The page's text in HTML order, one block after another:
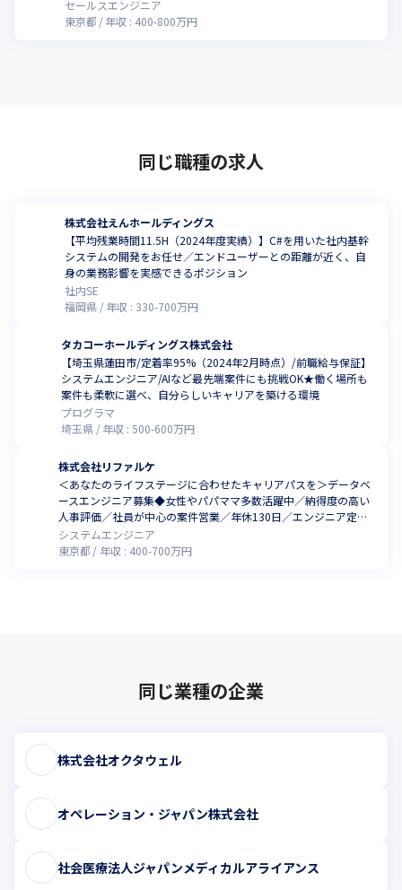
セールスエンジニア
東京都
年収 : 400-800万円
同じ職種の求人
株式会社えんホールディングス
【平均残業時間11.5H（2024年度実績）】C#を用いた社内基幹
システムの開発をお任せ／エンドユーザーとの距離が近く、自
身の業務影響を実感できるポジション
社内SE
福岡県
年収 : 330-700万円
タカコーホールディングス株式会社
【埼玉県蓮田市/定着率95%（2024年2月時点）/前職給与保証】
システムエンジニア/AIなど最先端案件にも挑戦OK★働く場所も
案件も柔軟に選べ、自分らしいキャリアを築ける環境
プログラマ
埼玉県
年収 :500-600万円
株式会社リファルケ
＜あなたのライフステージに合わせたキャリアパスを＞データベ
ースエンジニア募集◆女性やパパママ多数活躍中／納得度の高い
人事評価／社員が中心の案件営業／年休130日／エンジニア定着
率97%
システムエンジニア
東京都
年収 : 400-700万円
同じ業種の企業
株式会社オクタウェル
オペレーション・ジャパン株式会社
社会医療法人ジャパンメディカルアライアンス